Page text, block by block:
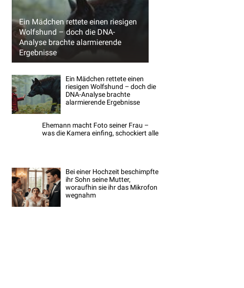
Ein Mädchen rettete einen riesigen
Wolfshund – doch die DNA-
Analyse brachte alarmierende
Ergebnisse
Ein Mädchen rettete einen
riesigen Wolfshund – doch die
DNA-Analyse brachte
alarmierende Ergebnisse
Ehemann macht Foto seiner Frau –
was die Kamera einfing, schockiert alle
Bei einer Hochzeit beschimpfte
ihr Sohn seine Mutter,
woraufhin sie ihr das Mikrofon
wegnahm